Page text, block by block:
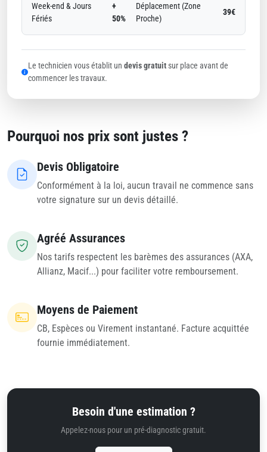
Week-end & Jours
Fériés
+
50%
Déplacement (Zone
Proche)
39€
Le technicien vous établit un devis gratuitsur place avant de
commencer les travaux.
Pourquoi nos prix sont justes ?
Devis Obligatoire
Conformément à la loi, aucun travail ne commence sans
votre signature sur un devis détaillé.
Agréé Assurances
Nos tarifs respectent les barèmes des assurances (AXA,
Allianz, Macif...) pour faciliter votre remboursement.
Moyens de Paiement
CB, Espèces ou Virement instantané. Facture acquittée
fournie immédiatement.
Besoin d'une estimation ?
Appelez-nous pour un pré-diagnostic gratuit.